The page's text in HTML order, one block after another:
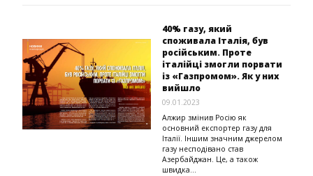
40% газу, який
споживала Італія, був
російським. Проте
італійці змогли порвати
із «Газпромом». Як у них
вийшло
09.01.2023
Алжир змінив Росію як
основний експортер газу для
Італії. Іншим значним джерелом
газу несподівано став
Азербайджан. Це, а також
швидка...